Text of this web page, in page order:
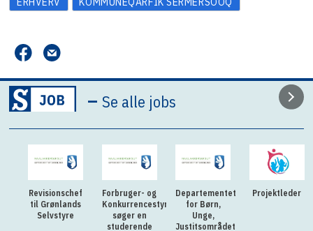
–Se alle jobs
Revisionschef
til Grønlands
Selvstyre
Forbruger- og
Konkurrencestyrelsen
søger en
studerende
Departementet
for Børn,
Unge,
Justitsområdet
Projektleder